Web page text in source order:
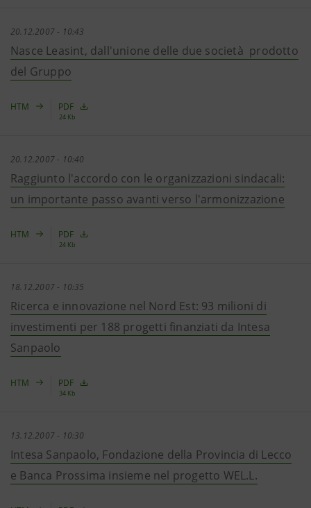
20.12.2007 - 10:43
Nasce Leasint, dall'unione delle due società prodotto
del Gruppo
HTM PDF
24 Kb
20.12.2007 - 10:40
Raggiunto l'accordo con le organizzazioni sindacali:
un importante passo avanti verso l'armonizzazione
HTM PDF
24 Kb
18.12.2007 - 10:35
Ricerca e innovazione nel Nord Est: 93 milioni di
investimenti per 188 progetti finanziati da Intesa
Sanpaolo
HTM PDF
34 Kb
13.12.2007 - 10:30
Intesa Sanpaolo, Fondazione della Provincia di Lecco
e Banca Prossima insieme nel progetto WEL.L.